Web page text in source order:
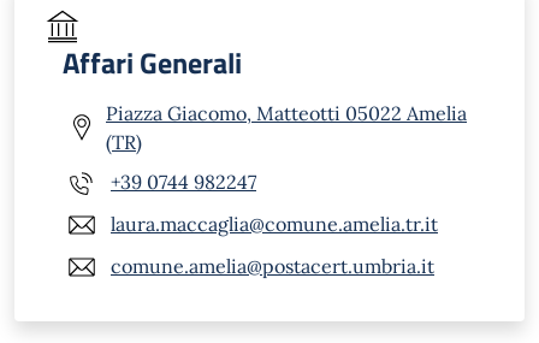
Affari Generali
Piazza Giacomo, Matteotti 05022 Amelia
(TR)
+39 0744 982247
laura.maccaglia@comune.amelia.tr.it
comune.amelia@postacert.umbria.it